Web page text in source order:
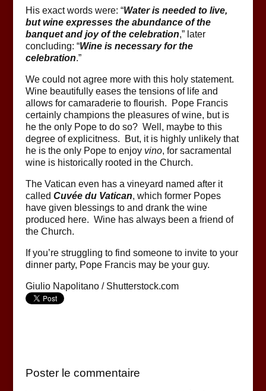
His exact words were: “Water is needed to live,
but wine expresses the abundance of the
banquet and joy of the celebration,” later
concluding: “Wine is necessary for the
celebration.”
We could not agree more with this holy statement.
Wine beautifully eases the tensions of life and
allows for camaraderie to flourish. Pope Francis
certainly champions the pleasures of wine, but is
he the only Pope to do so? Well, maybe to this
degree of explicitness. But, it is highly unlikely that
he is the only Pope to enjoy vino, for sacramental
wine is historically rooted in the Church.
The Vatican even has a vineyard named after it
called Cuvée du Vatican, which former Popes
have given blessings to and drank the wine
produced here. Wine has always been a friend of
the Church.
If you’re struggling to find someone to invite to your
dinner party, Pope Francis may be your guy.
Giulio Napolitano / Shutterstock.com
Poster le commentaire